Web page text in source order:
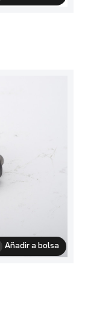
Añadir a bolsa